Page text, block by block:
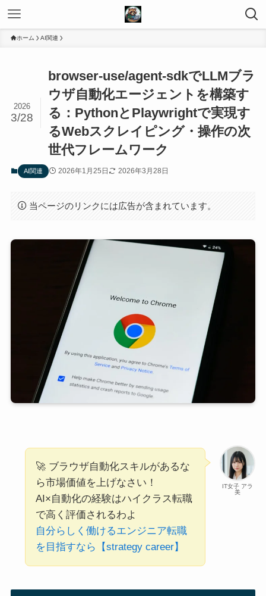
ホーム AI関連
browser-use/agent-sdkでLLMブラ
ウザ自動化エージェントを構築す
る：PythonとPlaywrightで実現す
るWebスクレイピング・操作の次
世代フレームワーク
2026
3/28
AI関連 2026年1月25日 2026年3月28日
当ページのリンクには広告が含まれています。
IT女子 アラ
美
🚀 ブラウザ自動化スキルがあるな
ら市場価値を上げなさい！
AI×自動化の経験はハイクラス転職
で高く評価されるわよ
自分らしく働けるエンジニア転職
を目指すなら【strategy career】